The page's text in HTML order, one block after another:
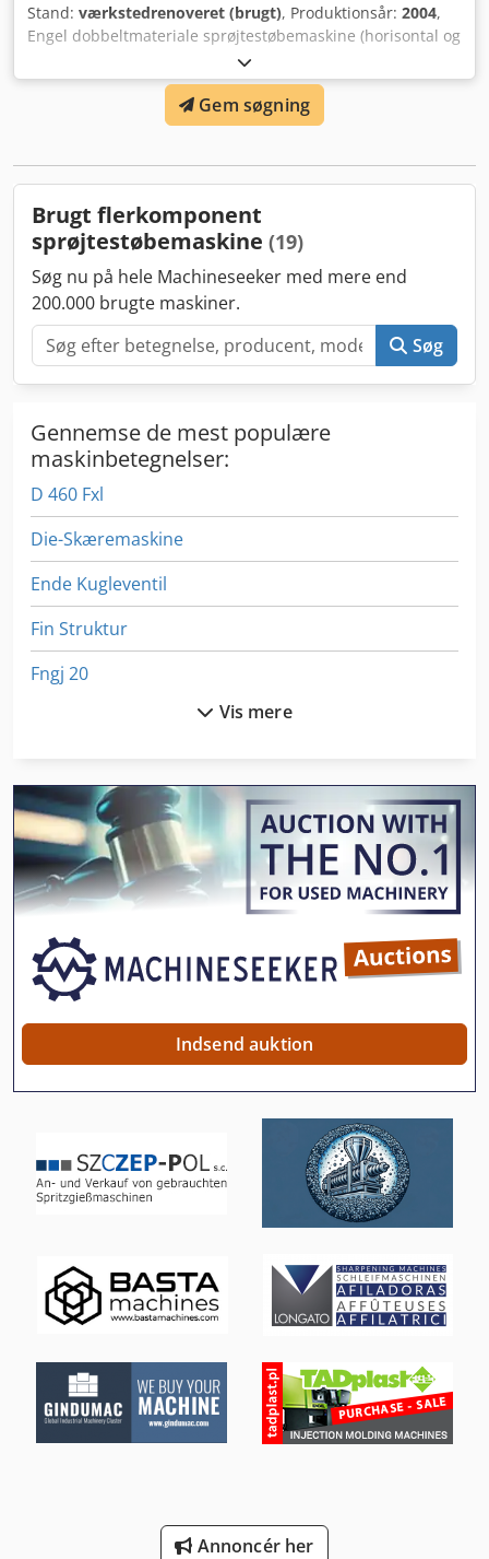
Stand: værkstedrenoveret (brugt), Produktionsår: 2004,
Engel dobbeltmateriale sprøjtestøbemaskine (horisontal og
vertikal) med 80 tons lukkekraft til INDEX forme. Årgang
2004, ca. 58.000 driftstimer. Maskinen leveres istandsat. Få
mere information om vores idriftsættelsesservice med
funktionsgaranti. Tekniske detaljer Lukkekraft: 800 kN
Skrue, vertikal: 30 mm Åbningsslag: 457 mm Injektionstryk
Dodpfxsp At Udj Aftock Injektionsvolumen (horisontal): 26
cm³ Injektionsvolumen (vertikal): 99 cm³
Gem søgning
Brugt flerkomponent
sprøjtestøbemaskine (19)
Søg nu på hele Machineseeker med mere end
200.000 brugte maskiner.
Søg
Gennemse de mest populære
maskinbetegnelser:
D 460 Fxl
Die-Skæremaskine
Ende Kugleventil
Fin Struktur
Fngj 20
Fus 200
Ga 11 Ff
Gx 11 Ff
Hsc 20 Linear
Håndtering Af
Idx 23
Manual
Schwäbische Værktøjsmaskiner Gmbh
Tag Skæremaskine
Udvikling Af Film Maskine
Udvikling Af Maskinen
Værktøj Og Fræser Kværn
Vis mere
Indsend auktion
Annoncér her